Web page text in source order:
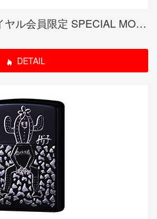
EMPiRE MiKiNA ロイヤル会員限定 SPECIAL MODEL (受注生産品)
DETAIL